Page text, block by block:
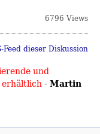
6796 Views
Feed dieser Diskussion
und
erhältlich- Martin